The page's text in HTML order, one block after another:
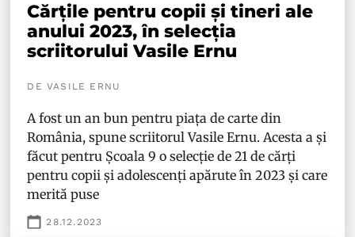
Cărțile pentru copii și tineri ale
anului 2023, în selecția
scriitorului Vasile Ernu
DE VASILE ERNU
A fost un an bun pentru piața de carte din
România, spune scriitorul Vasile Ernu. Acesta a și
făcut pentru Școala 9 o selecție de 21 de cărți
pentru copii și adolescenți apărute în 2023 și care
merită puse
28.12.2023